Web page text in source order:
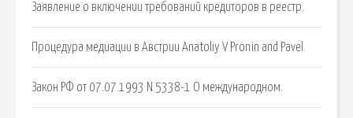
Заявление о включении требований кредиторов в реестр.
Процедура медиации в Австрии Anatoliy V Pronin and Pavel.
Закон РФ от 07.07.1993 N 5338-1 О международном.